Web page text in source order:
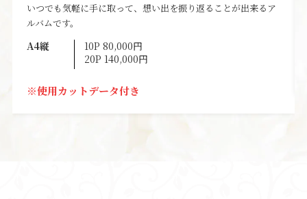
いつでも気軽に手に取って、想い出を振り返ることが出来るア
ルバムです。
A4縦
10P 80,000円
20P 140,000円
※使用カットデータ付き